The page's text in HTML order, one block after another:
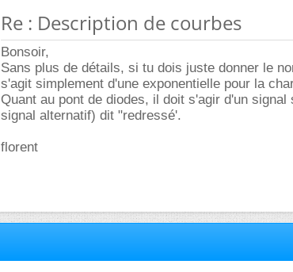
Re : Description de courbes
Bonsoir,
Sans plus de détails, si tu dois juste donner le
s'agit simplement d'une exponentielle pour la
Quant au pont de diodes, il doit s'agir d'un
signal alternatif) dit "redressé'.
florent